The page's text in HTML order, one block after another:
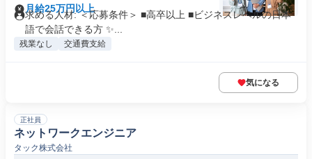
月給25万円以上
求める人材: ＜応募条件＞ ■高卒以上 ■ビジネスレベルの日本
語で会話できる方 ✨...
残業なし 交通費支給
気になる
正社員
ネットワークエンジニア
タック株式会社